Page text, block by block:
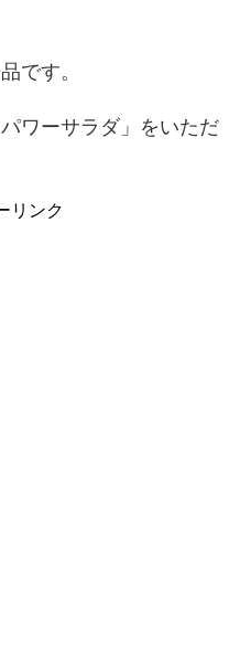
です。
ワーサラダ」をいただ
リンク